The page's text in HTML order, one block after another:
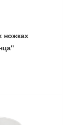
ножках